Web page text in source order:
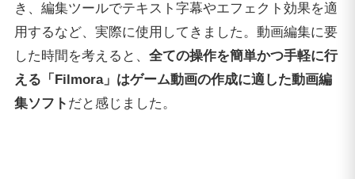
き、編集ツールでテキスト字幕やエフェクト効果を適
用するなど、実際に使用してきました。動画編集に要
した時間を考えると、 全ての操作を簡単かつ手軽に行
える「Filmora」はゲーム動画の作成に適した動画編
集ソフト だと感じました。